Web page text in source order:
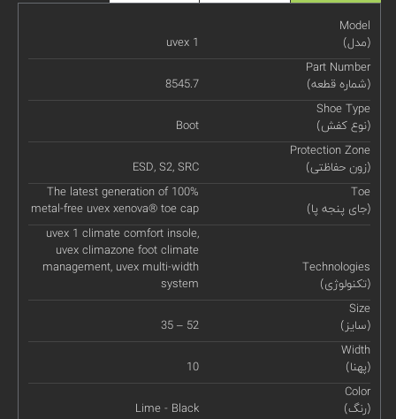
Model
(مدل)
uvex 1
Part Number
(شماره قطعه)
8545.7
Shoe Type
(نوع کفش)
Boot
Protection Zone
(زون حفاظتی)
ESD, S2, SRC
Toe
(جای پنجه پا)
The latest generation of 100%
metal-free uvex xenova® toe cap
Technologies
(تکنولوژی)
uvex 1 climate comfort insole,
uvex climazone foot climate
management, uvex multi-width
system
Size
(سایز)
35 – 52
Width
(پهنا)
10
Color
(رنگ)
Lime - Black